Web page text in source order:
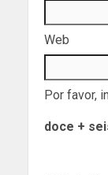
Web
Por favor,
doce +